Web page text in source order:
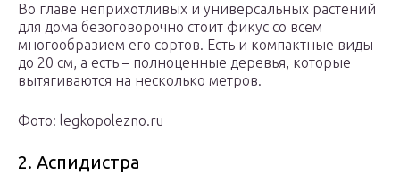
Во главе неприхотливых и универсальных растений
для дома безоговорочно стоит фикус со всем
многообразием его сортов. Есть и компактные виды
до 20 см, а есть – полноценные деревья, которые
вытягиваются на несколько метров.
Фото: legkopolezno.ru
2. Аспидистра